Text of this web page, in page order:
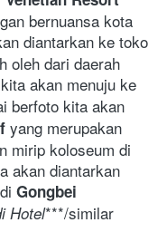
diantarkan ke toko
berfoto kita akan
yang merupakan
mirip koloseum di
akan diantarkan
Gongbei
Hotel***/similar